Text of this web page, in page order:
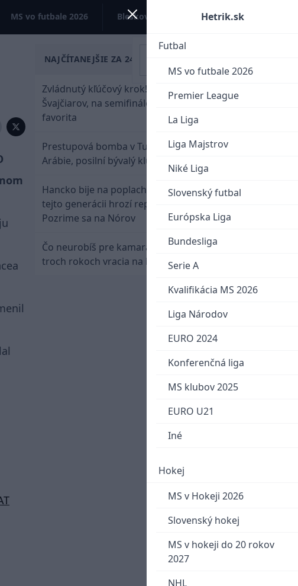
MS vo futbale 2026 Bleskovky Kontakt
Hetrik.sk
Futbal
MS vo futbale 2026
Premier League
La Liga
Liga Majstrov
Niké Liga
Slovenský futbal
Európska Liga
Bundesliga
Serie A
Kvalifikácia MS 2026
Liga Národov
EURO 2024
Konferenčná liga
MS klubov 2025
EURO U21
Iné
Hokej
MS v Hokeji 2026
Slovenský hokej
MS v hokeji do 20 rokov
2027
NHL
NAJČÍTANEJŠIE ZA 24 HODÍN
Zvládnutý kľúčový krok! Osemnástka zdolala
Švajčiarov, na semifinále potrebuje pomoc
favorita
Prestupová bomba v Turecku! Salah nepôjde do
Arábie, posilní bývalý klub Hamšíka
Hancko bije na poplach! Zaspali sme dobu, po
tejto generácii hrozí reprezentačné prázdno.
Pozrime sa na Nórov
Čo neurobíš pre kamaráta! Marián Hossa sa po
troch rokoch vracia na ľad